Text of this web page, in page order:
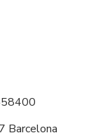
Barcelona